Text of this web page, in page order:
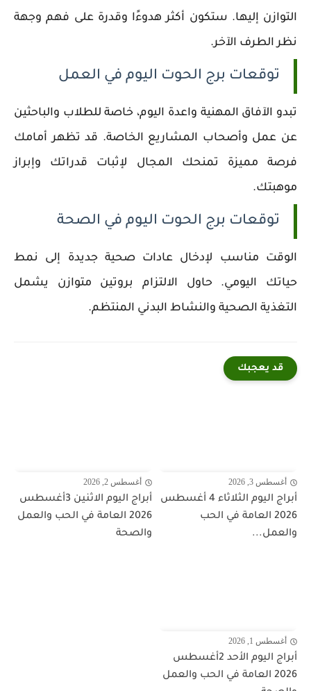
التوازن إليها. ستكون أكثر هدوءًا وقدرة على فهم وجهة
نظر الطرف الآخر.
توقعات برج الحوت اليوم في العمل
تبدو الآفاق المهنية واعدة اليوم، خاصة للطلاب والباحثين
عن عمل وأصحاب المشاريع الخاصة. قد تظهر أمامك
فرصة مميزة تمنحك المجال لإثبات قدراتك وإبراز
موهبتك.
توقعات برج الحوت اليوم في الصحة
الوقت مناسب لإدخال عادات صحية جديدة إلى نمط
حياتك اليومي. حاول الالتزام بروتين متوازن يشمل
التغذية الصحية والنشاط البدني المنتظم.
قد يعجبك
أغسطس 3, 2026
أبراج اليوم الثلاثاء 4 أغسطس
2026 العامة في الحب
والعمل...
أغسطس 2, 2026
أبراج اليوم الاثنين 3أغسطس
2026 العامة في الحب والعمل
والصحة
أغسطس 1, 2026
أبراج اليوم الأحد 2أغسطس
2026 العامة في الحب والعمل